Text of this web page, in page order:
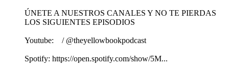
ÚNETE A NUESTROS CANALES Y NO TE PIERDAS
LOS SIGUIENTES EPISODIOS
Youtube: / @theyellowbookpodcast
Spotify: https://open.spotify.com/show/5M...